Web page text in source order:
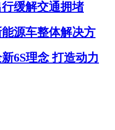
缓解交通拥堵
源车整体解决方
6S理念 打造动力